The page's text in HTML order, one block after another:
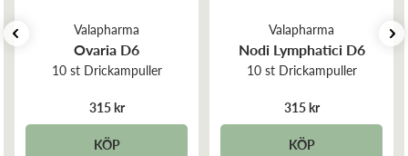
Valapharma
Ovaria D6
10 st Drickampuller
315 kr
KÖP
Valapharma
Nodi Lymphatici D6
10 st Drickampuller
315 kr
KÖP